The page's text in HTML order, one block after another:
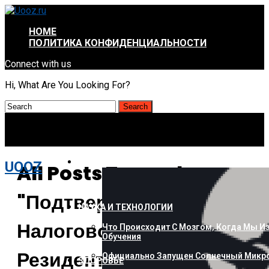
HOME
ПОЛИТИКА КОНФИДЕНЦИАЛЬНОСТИ
Connect with us
Hi, What Are You Looking For?
UOOZ
НАУКА И ТЕХНОЛОГИИ
Что Происходит С Мозгом, Когда Мы
Обучения
Официально Запущен Солнечный
ЗДОРОВЬЕ
All Posts Tagged
"подтверждение
Налогового
Резидентства"